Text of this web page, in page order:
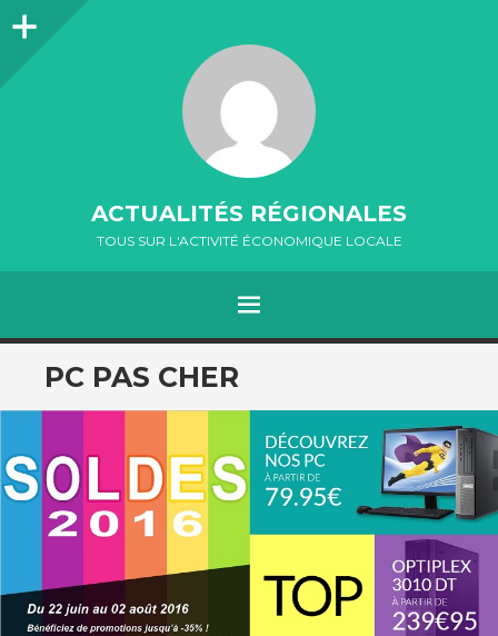
Colonne
ACTUALITÉS RÉGIONALES
TOUS SUR L'ACTIVITÉ ÉCONOMIQUE LOCALE
MENU
ALLER
AU
PC PAS CHER